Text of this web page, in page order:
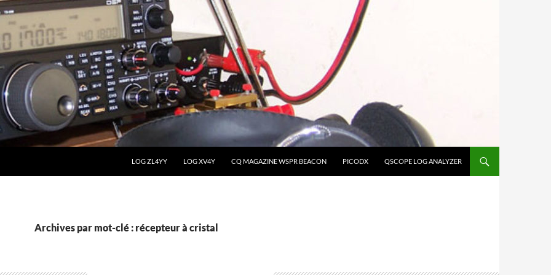
LOG ZL4YY LOG XV4Y CQ MAGAZINE WSPR BEACON PICODX QSCOPE LOG ANALYZER
Archives par mot-clé : récepteur à cristal